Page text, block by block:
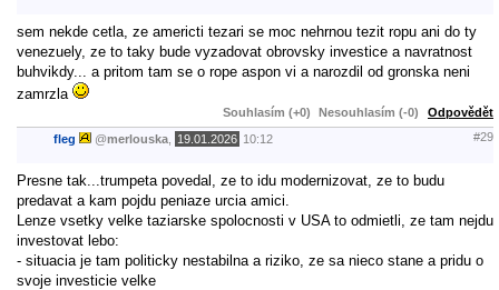
sem nekde cetla, ze americti tezari se moc nehrnou tezit ropu ani do ty
venezuely, ze to taky bude vyzadovat obrovsky investice a navratnost
buhvikdy... a pritom tam se o rope aspon vi a narozdil od gronska neni
zamrzla
Souhlasím (+0) Nesouhlasím (-0) Odpovědět
fleg @merlouska 19.01.2026 10:12 #29
Presne tak...trumpeta povedal, ze to idu modernizovat, ze to budu
predavat a kam pojdu peniaze urcia amici.
Lenze vsetky velke taziarske spolocnosti v USA to odmietli, ze tam nejdu
investovat lebo:
- situacia je tam politicky nestabilna a riziko, ze sa nieco stane a pridu o
svoje investicie velke